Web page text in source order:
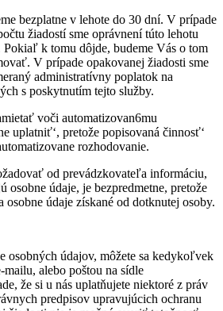
bezplatne v lehote do 30 dní. V prípade
žiadostí sme oprávnení túto lehotu
k tomu dôjde, budeme Vás o tom
V prípade opakovanej žiadosti sme
administratívny poplatok na
s poskytnutím tejto služby.
voči automatizovan6mu
uplatniť‘, pretože popisovaná činnosť‘
rozhodovanie.
od prevádzkovateľa informáciu,
osobne údaje, je bezpredmetne, pretože
osobne údaje získané od dotknutej osoby.
osobných údajov, môžete sa kedykoľvek
alebo poštou na sídle
že si u nás uplatňujete niektoré z práv
predpisov upravujúcich ochranu